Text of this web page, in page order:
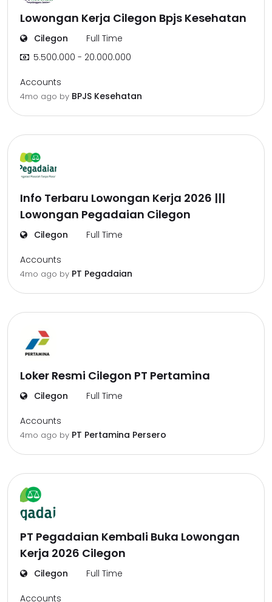
Lowongan Kerja Cilegon Bpjs Kesehatan
Cilegon
Full Time
5.500.000 - 20.000.000
Accounts
4mo ago by BPJS Kesehatan
Info Terbaru Lowongan Kerja 2026 |||
Lowongan Pegadaian Cilegon
Cilegon Full Time
Accounts
4mo ago by PT Pegadaian
Loker Resmi Cilegon PT Pertamina
Cilegon Full Time
Accounts
4mo ago by PT Pertamina Persero
PT Pegadaian Kembali Buka Lowongan
Kerja 2026 Cilegon
Cilegon Full Time
Accounts